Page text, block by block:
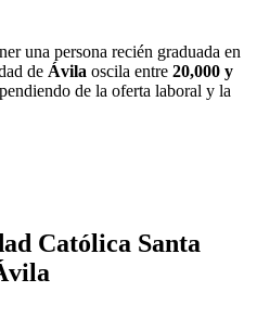
una persona recién graduada en
de Ávila oscila entre 20,000 y
de la oferta laboral y la
Católica Santa